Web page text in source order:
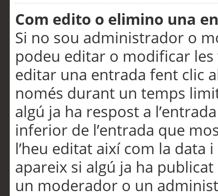
Com edito o elimino una
Si no sou administrador o
podeu editar o modificar
editar una entrada fent clic
només durant un temps
algú ja ha respost a
inferior de l’entrada que
l’heu editat així com la data
apareix si algú ja ha
un moderador o un